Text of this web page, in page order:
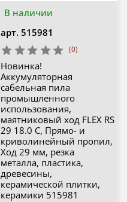
В наличии
арт. 515981
(0)
Новинка!
Аккумуляторная
сабельная пила
промышленного
использования,
маятниковый ход FLEX RS
29 18.0 C, Прямо- и
криволинейный пропил,
Ход 29 мм, резка
металла, пластика,
древесины,
керамической плитки,
керамики 515981